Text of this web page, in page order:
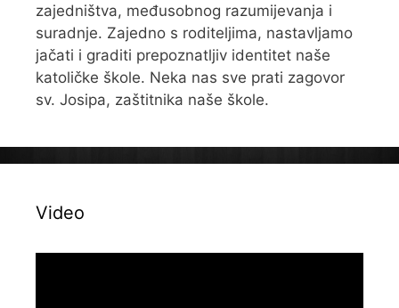
zajedništva, međusobnog razumijevanja i
suradnje. Zajedno s roditeljima, nastavljamo
jačati i graditi prepoznatljiv identitet naše
katoličke škole. Neka nas sve prati zagovor
sv. Josipa, zaštitnika naše škole.
Video